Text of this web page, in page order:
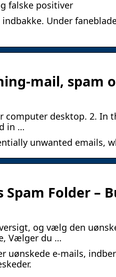
falske positiver
Under
mail, spam
desktop. 2. In
in …
unwanted emails,
Spam Folder –
og vælg den
Vælger du …
uønskede e-mails,